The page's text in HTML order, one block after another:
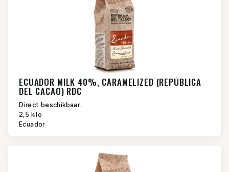
ECUADOR MILK 40%, CARAMELIZED (REPÚBLICA
DEL CACAO) RDC
Direct beschikbaar.
2,5 kilo
Ecuador